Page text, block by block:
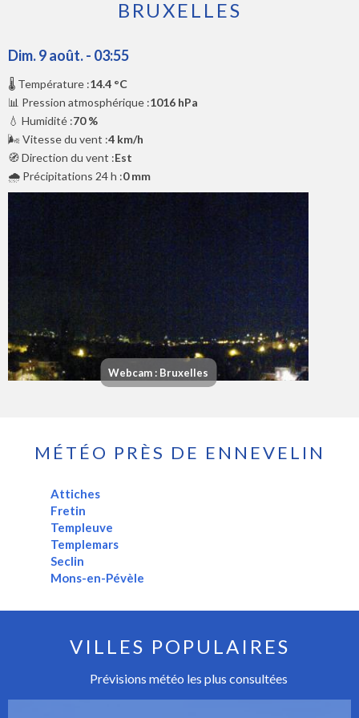
BRUXELLES
Dim. 9 août. - 03:55
🌡️ Température :14.4 °C
📊 Pression atmosphérique :1016 hPa
💧 Humidité :70 %
🌬️ Vitesse du vent :4 km/h
🧭 Direction du vent :Est
🌧️ Précipitations 24 h :0 mm
Webcam : Bruxelles
MÉTÉO PRÈS DE ENNEVELIN
Attiches
Fretin
Templeuve
Templemars
Seclin
Mons-en-Pévèle
VILLES POPULAIRES
Prévisions météo les plus consultées